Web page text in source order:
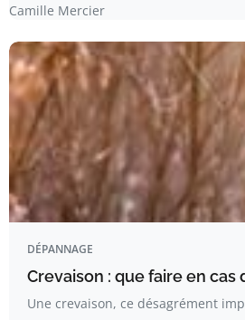
Camille Mercier
DÉPANNAGE
Crevaison : que faire en cas
Une crevaison, ce désagrément